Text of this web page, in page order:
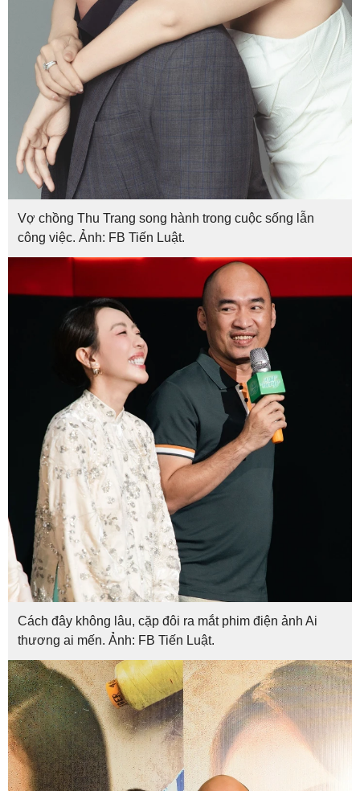
Vợ chồng Thu Trang song hành trong cuộc sống lẫn
công việc. Ảnh: FB Tiến Luật.
Cách đây không lâu, cặp đôi ra mắt phim điện ảnh Ai
thương ai mến. Ảnh: FB Tiến Luật.